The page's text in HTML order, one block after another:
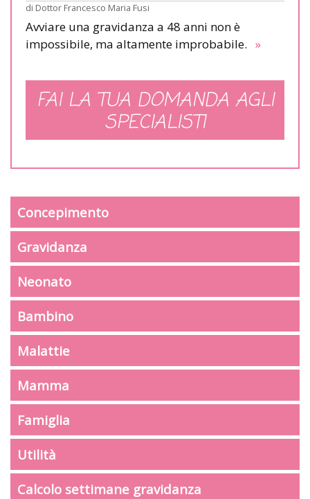
di Dottor Francesco Maria Fusi
Avviare una gravidanza a 48 anni non è
impossibile, ma altamente improbabile. »
FAI LA TUA DOMANDA AGLI
SPECIALISTI
Concepimento
Gravidanza
Neonato
Bambino
Malattie
Mamma
Famiglia
Utilità
Calcolo settimane gravidanza